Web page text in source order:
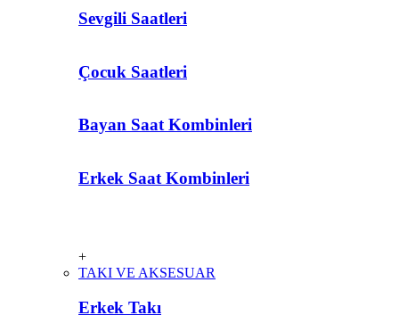
Sevgili Saatleri
Çocuk Saatleri
Bayan Saat Kombinleri
Erkek Saat Kombinleri
+
TAKI VE AKSESUAR
Erkek Takı